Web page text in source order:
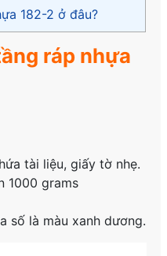
182-2 ở đâu?
ráp nhựa
tài liệu, giấy tờ nhẹ.
1000 grams
số là màu xanh dương.